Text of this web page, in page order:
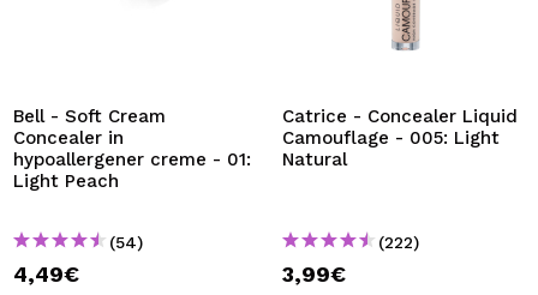
Bell - Soft Cream
Concealer in
hypoallergener creme - 01:
Light Peach
(54)
4,49€
Catrice - Concealer Liquid
Camouflage - 005: Light
Natural
(222)
3,99€